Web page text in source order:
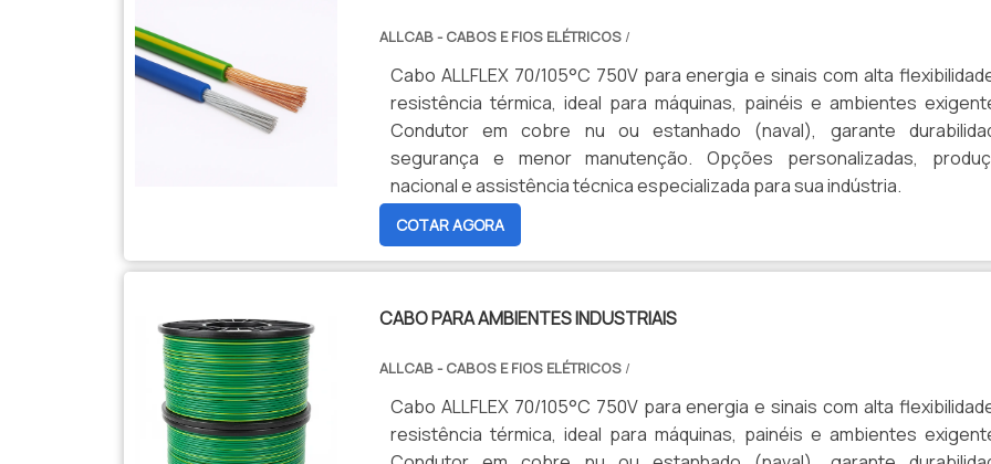
ALLCAB - CABOS E FIOS ELÉTRICOS/
Cabo ALLFLEX 70/105°C 750V para energia e sinais com alta
resistência térmica, ideal para máquinas, painéis e ambientes
Condutor em cobre nu ou estanhado (naval), garante
segurança e menor manutenção. Opções personalizadas,
nacional e assistência técnica especializada para sua indústria.
COTAR AGORA
CABO PARA AMBIENTES INDUSTRIAIS
ALLCAB - CABOS E FIOS ELÉTRICOS/
Cabo ALLFLEX 70/105°C 750V para energia e sinais com alta
resistência térmica, ideal para máquinas, painéis e ambientes